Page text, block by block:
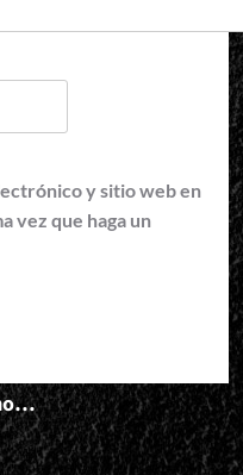
y sitio web en
vez que haga un